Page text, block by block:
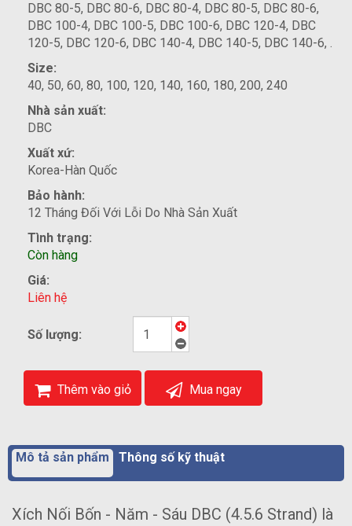
DBC 80-5, DBC 80-6, DBC 80-4, DBC 80-5, DBC 80-6,
DBC 100-4, DBC 100-5, DBC 100-6, DBC 120-4, DBC
120-5, DBC 120-6, DBC 140-4, DBC 140-5, DBC 140-6, .
Size:
40, 50, 60, 80, 100, 120, 140, 160, 180, 200, 240
Nhà sản xuất:
DBC
Xuất xứ:
Korea-Hàn Quốc
Bảo hành:
12 Tháng Đối Với Lỗi Do Nhà Sản Xuất
Tình trạng:
Còn hàng
Giá:
Liên hệ
Số lượng:
Thêm vào giỏ Mua ngay
Mô tả sản phẩm Thông số kỹ thuật
Xích Nối Bốn - Năm - Sáu DBC (4.5.6 Strand) là